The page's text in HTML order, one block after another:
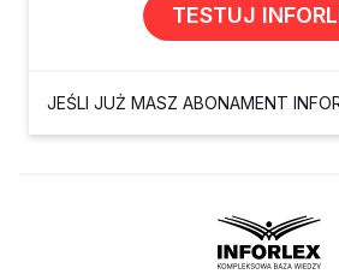
TESTUJ
JEŚLI JUŻ MASZ ABONAMENT